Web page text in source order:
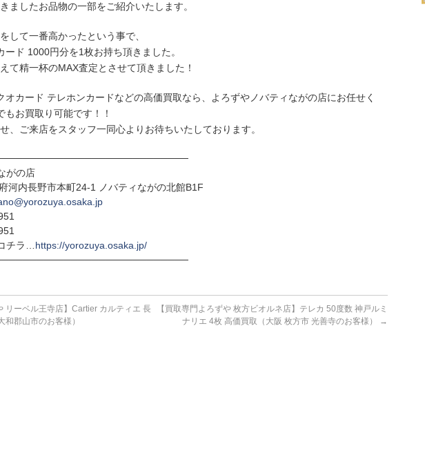
ましたお品物の一部をご紹介いたします。
して一番高かったという事で、
ード 1000円分を1枚お持ち頂きました。
て精一杯のMAX査定とさせて頂きました！
オカード テレホンカードなどの高価買取なら、よろずやノバティながの店にお任せく
もお買取り可能です！！
、ご来店をスタッフ一同心よりお待ちいたしております。
がの店
河内長野市本町24-1 ノバティながの北館B1F
チラ…https://yorozuya.osaka.jp/
リーベル王寺店】Cartier カルティエ 長
和郡山市のお客様）
【買取専門よろずや 枚方ビオルネ店】テレカ 50度数 神戸ルミ
ナリエ 4枚 高価買取（大阪 枚方市 光善寺のお客様）
→